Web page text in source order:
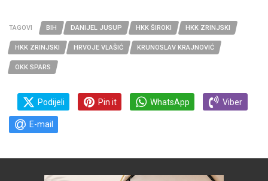
TAGOVI BIH DANIJEL JUSUP HKK ŠIROKI HKK ZRINJSKI
HKK ZRINJSKI HRVOJE VLAŠIĆ KRUNOSLAV KRAJNOVIĆ
OKK SPARS
Podijeli Pin it WhatsApp Viber
E-mail